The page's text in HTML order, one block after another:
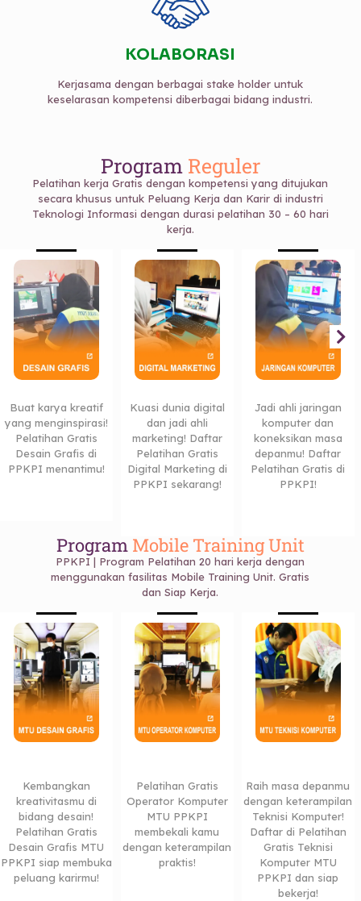
KOLABORASI
Kerjasama dengan berbagai stake holder untuk
keselarasan kompetensi diberbagai bidang industri.
Program Reguler
Pelatihan kerja Gratis dengan kompetensi yang ditujukan
secara khusus untuk Peluang Kerja dan Karir di industri
Teknologi Informasi dengan durasi pelatihan 30 – 60 hari
kerja.
Buat karya kreatif
yang menginspirasi!
Pelatihan Gratis
Desain Grafis di
PPKPI menantimu!
Kuasi dunia digital
dan jadi ahli
marketing! Daftar
Pelatihan Gratis
Digital Marketing di
PPKPI sekarang!
Jadi ahli jaringan
komputer dan
koneksikan masa
depanmu! Daftar
Pelatihan Gratis di
PPKPI!
Program Mobile Training Unit
PPKPI | Program Pelatihan 20 hari kerja dengan
menggunakan fasilitas Mobile Training Unit. Gratis
dan Siap Kerja.
Kembangkan
kreativitasmu di
bidang desain!
Pelatihan Gratis
Desain Grafis MTU
PPKPI siap membuka
peluang karirmu!
Pelatihan Gratis
Operator Komputer
MTU PPKPI
membekali kamu
dengan keterampilan
praktis!
Raih masa depanmu
dengan keterampilan
Teknisi Komputer!
Daftar di Pelatihan
Gratis Teknisi
Komputer MTU
PPKPI dan siap
bekerja!